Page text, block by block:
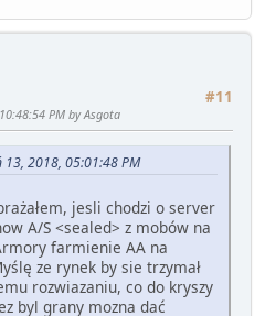
#11
PM by Asgota
13, 2018, 05:01:48 PM
jesli chodzi o server
A/S <sealed> z mobów na
farmienie AA na
ze rynek by sie trzymał
rozwiazaniu, co do kryszy
byl grany mozna dać